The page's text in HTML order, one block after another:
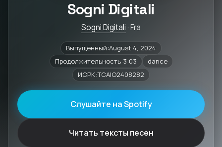
Sogni Digitali
Sogni Digitali · Fra
Выпущенный:August 4, 2024
Продолжительность:3:03
dance
ИСРК:TCAIO2408282
Слушайте на Spotify
Читать тексты песен